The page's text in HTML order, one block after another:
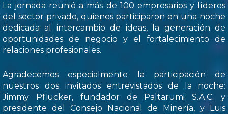
La jornada reunió a más de 100 empresarios y líderes
del sector privado, quienes participaron en una noche
dedicada al intercambio de ideas, la generación de
oportunidades de negocio y el fortalecimiento de
relaciones profesionales.
Agradecemos especialmente la participación de
nuestros dos invitados entrevistados de la noche:
Jimmy Pflucker, fundador de Paltarumi S.A.C. y
presidente del Consejo Nacional de Minería, y Luis